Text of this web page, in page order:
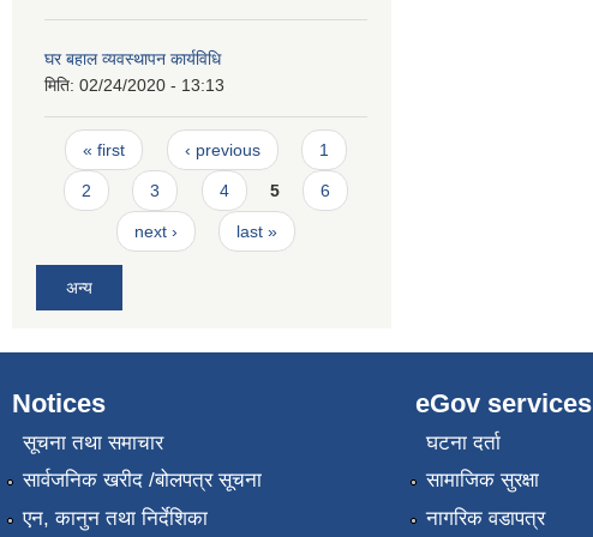
घर बहाल व्यवस्थापन कार्यविधि
मिति: 02/24/2020 - 13:13
Pages
« first ‹ previous 1
2 3 4 5 6
next › last »
अन्य
Notices
सूचना तथा समाचार
सार्वजनिक खरीद /बोलपत्र सूचना
एन, कानुन तथा निर्देशिका
eGov services
घटना दर्ता
सामाजिक सुरक्षा
नागरिक वडापत्र